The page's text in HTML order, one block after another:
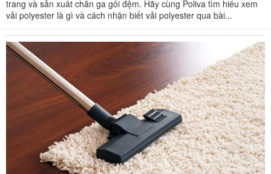
trang và sản xuất chăn ga gối đệm. Hãy cùng Poliva tìm hiểu xem
vải polyester là gì và cách nhận biết vải polyester qua bài...